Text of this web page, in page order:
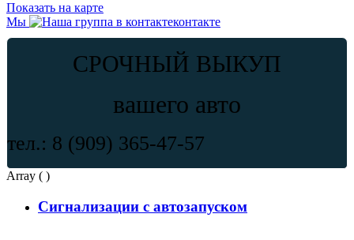
Показать на карте
Мы
контакте
СРОЧНЫЙ ВЫКУП
вашего авто
тел.: 8 (909) 365-47-57
Array ( )
Сигнализации с автозапуском